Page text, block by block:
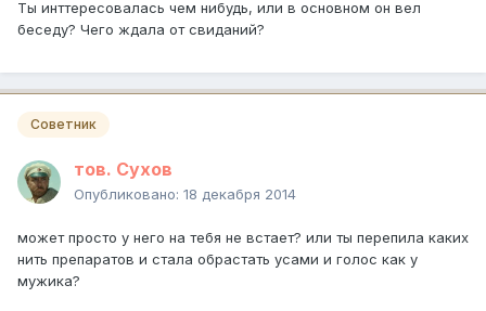
Ты инттересовалась чем нибудь, или в основном он вел
беседу? Чего ждала от свиданий?
Советник
тов. Сухов
Опубликовано: 18 декабря 2014
может просто у него на тебя не встает? или ты перепила каких
нить препаратов и стала обрастать усами и голос как у
мужика?